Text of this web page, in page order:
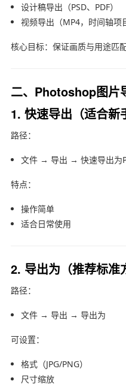
设计稿导出（PSD、PDF）
视频导出（MP4，时间轴项
核心目标：保证画质与用途匹配
二、Photoshop图片
1. 快速导出（适合新
路径：
文件 → 导出 → 快速导出为
特点：
操作简单
适合日常使用
2. 导出为（推荐标准
路径：
文件 → 导出 → 导出为
可设置：
格式（JPG/PNG）
尺寸缩放